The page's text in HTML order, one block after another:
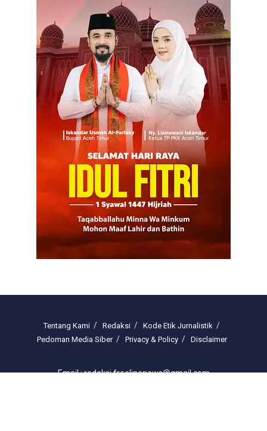
Tentang Kami Redaksi
Kode Etik Jurnalistik
Pedoman Media Siber
Privacy & Policy Disclaimer
Email : redaksi.freelinenews@gmail.com